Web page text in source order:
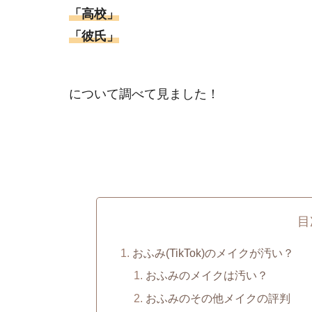
「高校」
「彼氏」
について調べて見ました！
おふみ(TikTok)のメイクが汚い？
おふみのメイクは汚い？
おふみのその他メイクの評判